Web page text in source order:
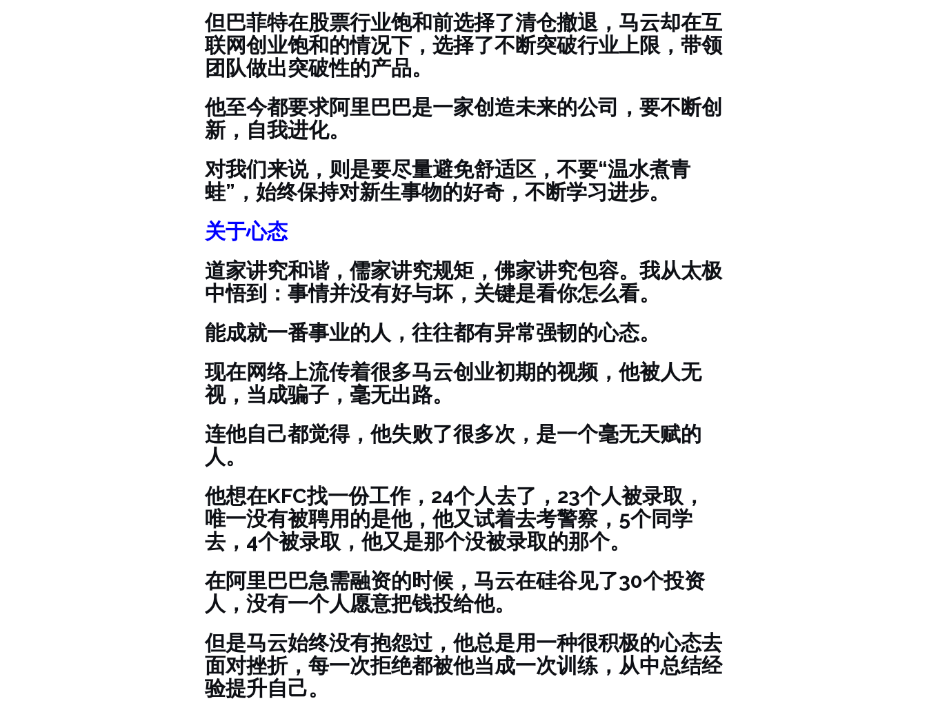
但巴菲特在股票行业饱和前选择了清仓撤退，马云却在互
联网创业饱和的情况下，选择了不断突破行业上限，带领
团队做出突破性的产品。
他至今都要求阿里巴巴是一家创造未来的公司，要不断创
新，自我进化。
对我们来说，则是要尽量避免舒适区，不要“温水煮青
蛙”，始终保持对新生事物的好奇，不断学习进步。
关于心态
道家讲究和谐，儒家讲究规矩，佛家讲究包容。我从太极
中悟到：事情并没有好与坏，关键是看你怎么看。
能成就一番事业的人，往往都有异常强韧的心态。
现在网络上流传着很多马云创业初期的视频，他被人无
视，当成骗子，毫无出路。
连他自己都觉得，他失败了很多次，是一个毫无天赋的
人。
他想在KFC找一份工作，24个人去了，23个人被录取，
唯一没有被聘用的是他，他又试着去考警察，5个同学
去，4个被录取，他又是那个没被录取的那个。
在阿里巴巴急需融资的时候，马云在硅谷见了30个投资
人，没有一个人愿意把钱投给他。
但是马云始终没有抱怨过，他总是用一种很积极的心态去
面对挫折，每一次拒绝都被他当成一次训练，从中总结经
验提升自己。